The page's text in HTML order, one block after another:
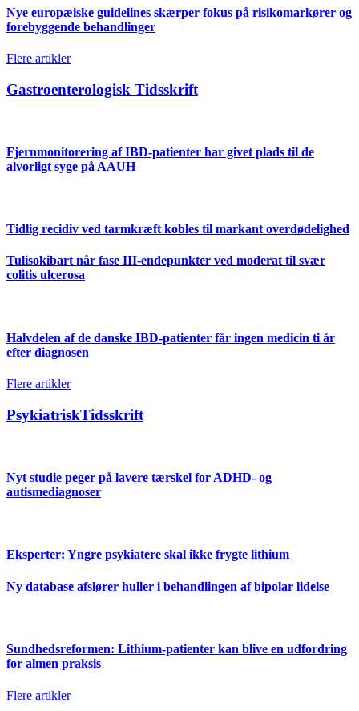
Nye europæiske guidelines skærper fokus på risikomarkører og
forebyggende behandlinger
Flere artikler
Gastroenterologisk Tidsskrift
Fjernmonitorering af IBD-patienter har givet plads til de
alvorligt syge på AAUH
Tidlig recidiv ved tarmkræft kobles til markant overdødelighed
Tulisokibart når fase III-endepunkter ved moderat til svær
colitis ulcerosa
Halvdelen af de danske IBD-patienter får ingen medicin ti år
efter diagnosen
Flere artikler
PsykiatriskTidsskrift
Nyt studie peger på lavere tærskel for ADHD- og
autismediagnoser
Eksperter: Yngre psykiatere skal ikke frygte lithium
Ny database afslører huller i behandlingen af bipolar lidelse
Sundhedsreformen: Lithium-patienter kan blive en udfordring
for almen praksis
Flere artikler